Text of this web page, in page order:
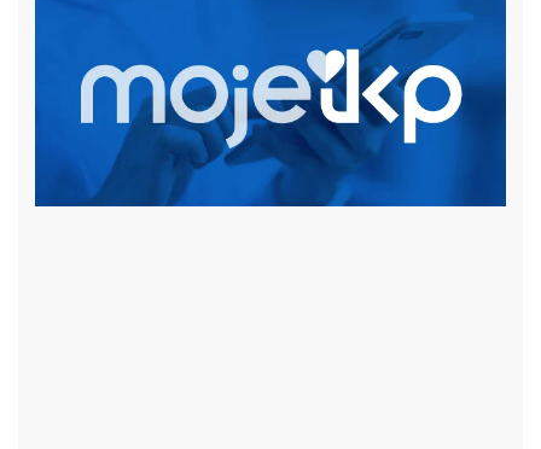
czytaj więcej